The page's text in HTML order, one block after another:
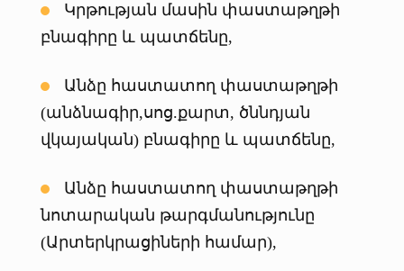
Կրթության մասին փաստաթղթի
բնագիրը և պատճենը,
Անձը հաստատող փաստաթղթի
(անձնագիր,սոց.քարտ, ծննդյան
վկայական) բնագիրը և պատճենը,
Անձը հաստատող փաստաթղթի
նոտարական թարգմանությունը
(Արտերկրացիների համար),